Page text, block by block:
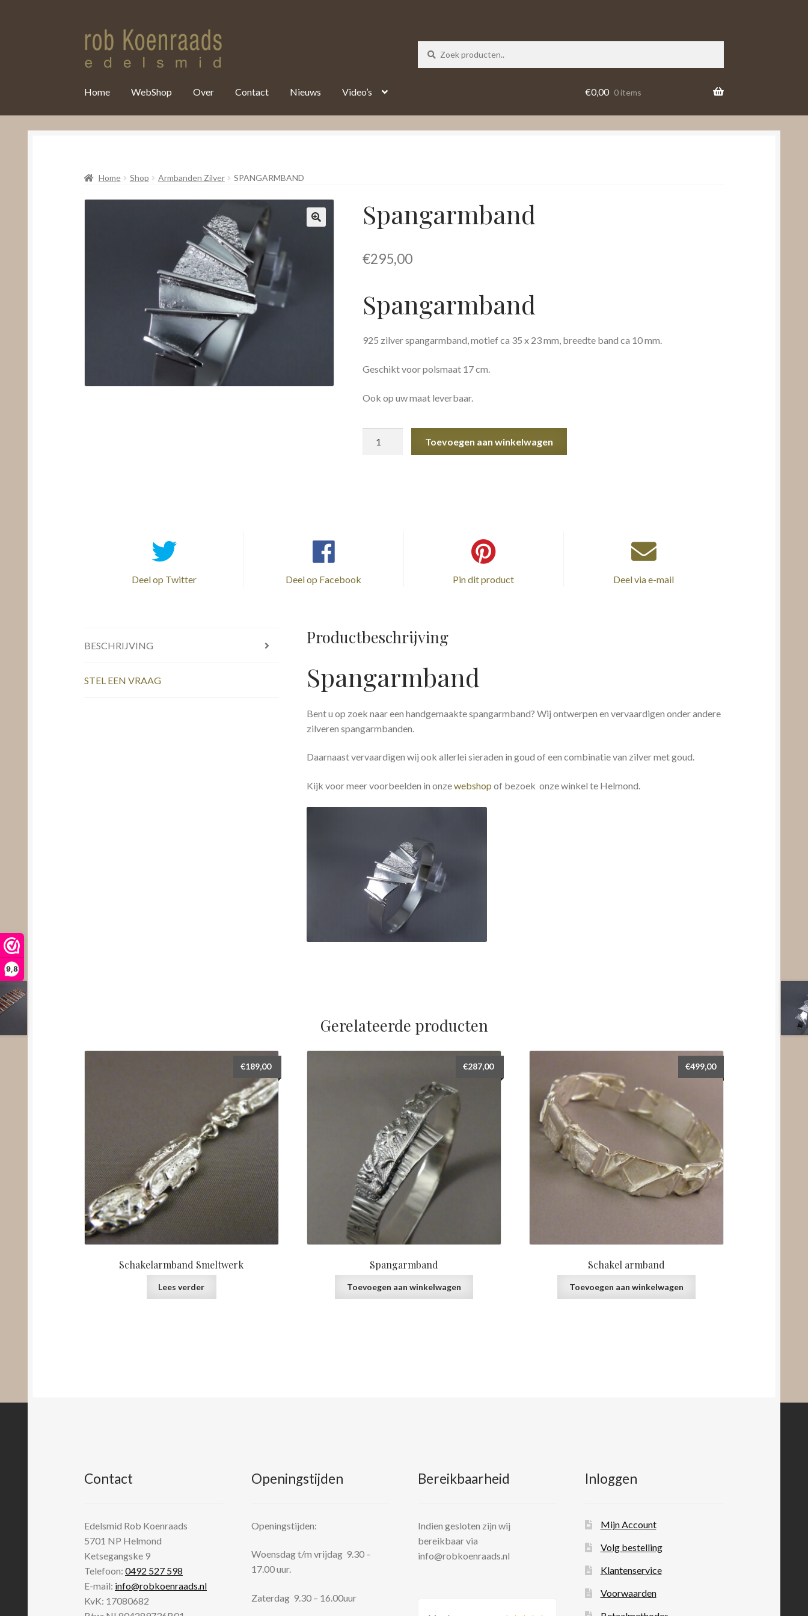
9,8
Home WebShop Over Contact Nieuws Video’s €0,00 0 items
Home Shop Armbanden Zilver SPANGARMBAND
Spangarmband
€295,00
Spangarmband
925 zilver spangarmband, motief ca 35 x 23 mm, breedte band ca 10 mm.
Geschikt voor polsmaat 17 cm.
Ook op uw maat leverbaar.
Toevoegen aan winkelwagen
Deel op Twitter Deel op Facebook Pin dit product Deel via e-mail
BESCHRIJVING
STEL EEN VRAAG
Productbeschrijving
Spangarmband
Bent u op zoek naar een handgemaakte spangarmband? Wij ontwerpen en vervaardigen onder andere
zilveren spangarmbanden.
Daarnaast vervaardigen wij ook allerlei sieraden in goud of een combinatie van zilver met goud.
Kijk voor meer voorbeelden in onzewebshop of bezoek onze winkel te Helmond.
Gerelateerde producten
Schakelarmband Smeltwerk
€189,00
Lees verder
Spangarmband
€287,00
Toevoegen aan winkelwagen
Schakel armband
€499,00
Toevoegen aan winkelwagen
Contact
Edelsmid Rob Koenraads
5701 NP Helmond
Ketsegangske 9
Telefoon:0492 527 598
E-mail: info@robkoenraads.nl
KvK: 17080682
Openingstijden
Openingstijden:
Woensdag t/m vrijdag 9.30 –
17.00 uur.
Zaterdag 9.30 – 16.00uur
Bereikbaarheid
Indien gesloten zijn wij
bereikbaar via
info@robkoenraads.nl
Inloggen
Mijn Account
Volg bestelling
Klantenservice
Voorwaarden